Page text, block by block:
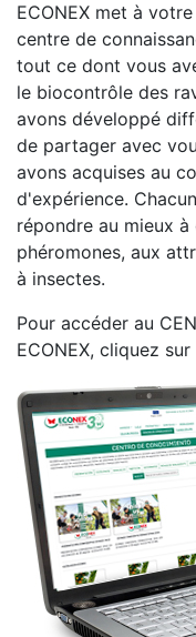
ECONEX met à
centre de
tout ce dont vous
le biocontrôle des
avons développé
de partager avec
avons acquises au
d'expérience.
répondre au mieux
phéromones, aux
à insectes.
Pour accéder au
ECONEX, cliquez